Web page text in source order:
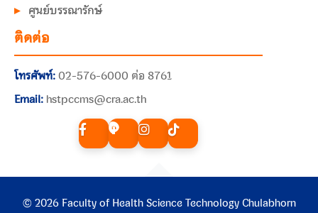
ศูนย์บรรณารักษ์
ติดต่อ
โทรศัพท์:02-576-6000 ต่อ 8761
Email: hstpccms@cra.ac.th
© 2026 Faculty of Health Science Technology Chulabhorn